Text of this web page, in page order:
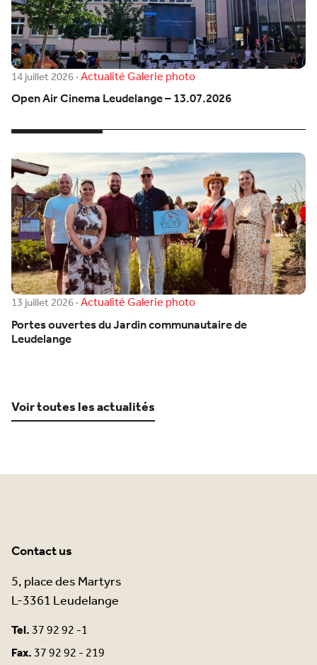
14 juillet 2026·ActualitéGalerie photo
Open Air Cinema Leudelange – 13.07.2026
13 juillet 2026·ActualitéGalerie photo
Portes ouvertes du Jardin communautaire de
Leudelange
Voir toutes les actualités
Contact us
5, place des Martyrs
L-3361 Leudelange
Tel.37 92 92 -1
Fax.37 92 92 - 219